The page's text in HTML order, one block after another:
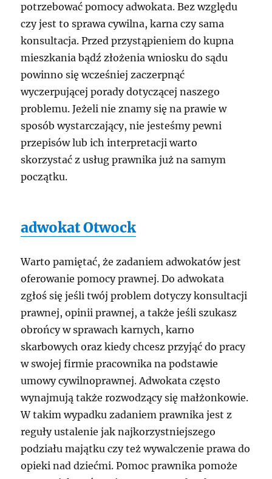
potrzebować pomocy adwokata. Bez względu
czy jest to sprawa cywilna, karna czy sama
konsultacja. Przed przystąpieniem do kupna
mieszkania bądź złożenia wniosku do sądu
powinno się wcześniej zaczerpnąć
wyczerpującej porady dotyczącej naszego
problemu. Jeżeli nie znamy się na prawie w
sposób wystarczający, nie jesteśmy pewni
przepisów lub ich interpretacji warto
skorzystać z usług prawnika już na samym
początku.
adwokat Otwock
Warto pamiętać, że zadaniem adwokatów jest
oferowanie pomocy prawnej. Do adwokata
zgłoś się jeśli twój problem dotyczy konsultacji
prawnej, opinii prawnej, a także jeśli szukasz
obrońcy w sprawach karnych, karno
skarbowych oraz kiedy chcesz przyjąć do pracy
w swojej firmie pracownika na podstawie
umowy cywilnoprawnej. Adwokata często
wynajmują także rozwodzący się małżonkowie.
W takim wypadku zadaniem prawnika jest z
reguły ustalenie jak najkorzystniejszego
podziału majątku czy też wywalczenie prawa do
opieki nad dziećmi. Pomoc prawnika pomoże